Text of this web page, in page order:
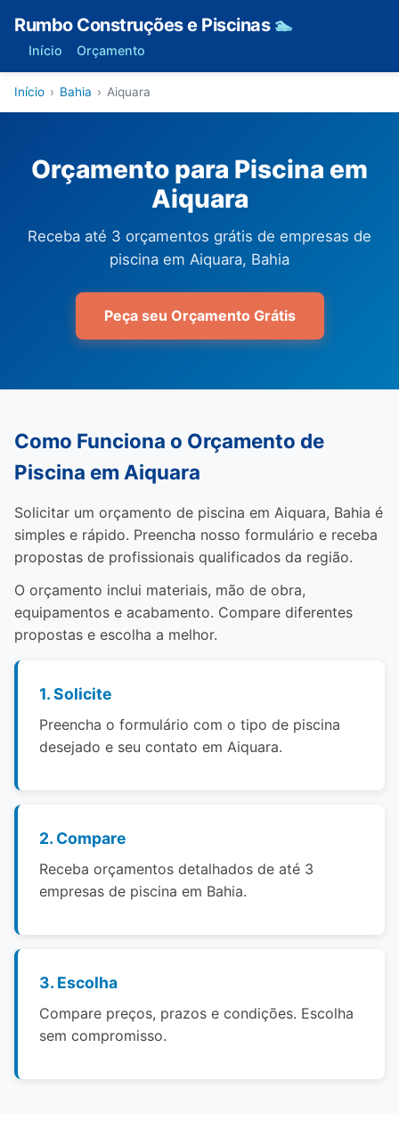
Rumbo Construções e Piscinas 🏊
Início Orçamento
Início › Bahia › Aiquara
Orçamento para Piscina em
Aiquara
Receba até 3 orçamentos grátis de empresas de
piscina em Aiquara, Bahia
Peça seu Orçamento Grátis
Como Funciona o Orçamento de
Piscina em Aiquara
Solicitar um orçamento de piscina em Aiquara, Bahia é
simples e rápido. Preencha nosso formulário e receba
propostas de profissionais qualificados da região.
O orçamento inclui materiais, mão de obra,
equipamentos e acabamento. Compare diferentes
propostas e escolha a melhor.
1. Solicite
Preencha o formulário com o tipo de piscina
desejado e seu contato em Aiquara.
2. Compare
Receba orçamentos detalhados de até 3
empresas de piscina em Bahia.
3. Escolha
Compare preços, prazos e condições. Escolha
sem compromisso.